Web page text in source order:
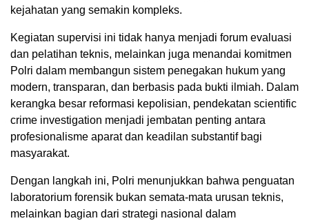
kejahatan yang semakin kompleks.
Kegiatan supervisi ini tidak hanya menjadi forum evaluasi
dan pelatihan teknis, melainkan juga menandai komitmen
Polri dalam membangun sistem penegakan hukum yang
modern, transparan, dan berbasis pada bukti ilmiah. Dalam
kerangka besar reformasi kepolisian, pendekatan scientific
crime investigation menjadi jembatan penting antara
profesionalisme aparat dan keadilan substantif bagi
masyarakat.
Dengan langkah ini, Polri menunjukkan bahwa penguatan
laboratorium forensik bukan semata-mata urusan teknis,
melainkan bagian dari strategi nasional dalam